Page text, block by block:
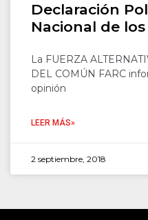
Declaración
Nacional de
La FUERZA
DEL COMÚN FARC
opinión
LEER MÁS»
2 septiembre, 2018